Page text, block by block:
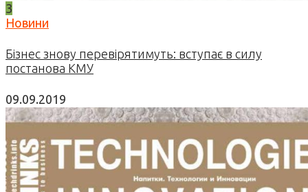
3
Новини
Бізнес знову перевірятимуть: вступає в силу
постанова КМУ
09.09.2019